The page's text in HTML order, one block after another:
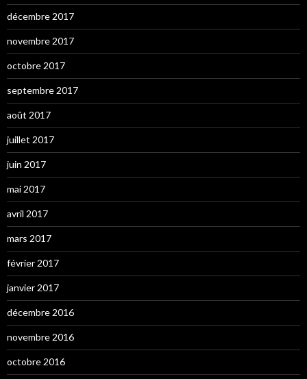
décembre 2017
novembre 2017
octobre 2017
septembre 2017
août 2017
juillet 2017
juin 2017
mai 2017
avril 2017
mars 2017
février 2017
janvier 2017
décembre 2016
novembre 2016
octobre 2016